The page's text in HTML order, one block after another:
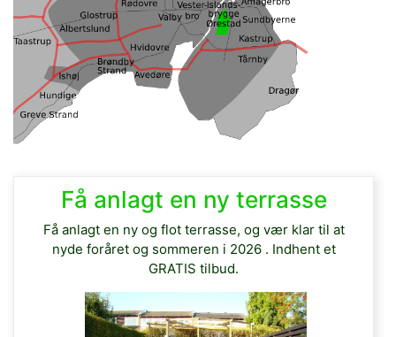
Få anlagt en ny terrasse
Få anlagt en ny og flot terrasse, og vær klar til at
nyde foråret og sommeren i 2026 . Indhent et
GRATIS tilbud.